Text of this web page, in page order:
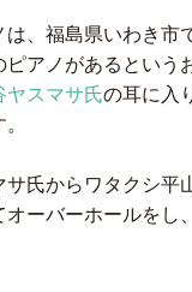
は、福島県いわき市
ピアノがあるとい
ヤスマサ氏の耳に入
サ氏からワタクシ平
オーバーホールをし